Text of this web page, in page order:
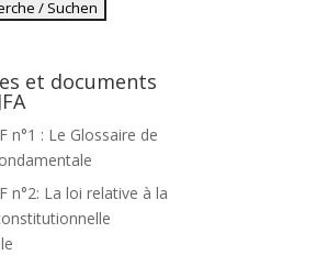
et documents
n°1 : Le Glossaire de
n°2: La loi relative à la